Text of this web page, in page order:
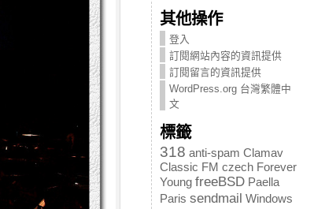
其他操作
登入
訂閱網站內容的資訊提供
訂閱留言的資訊提供
WordPress.org 台灣繁體中
文
標籤
318 anti-spam Clamav
Classic FM czech Forever
Young freeBSD Paella
Paris sendmail Windows